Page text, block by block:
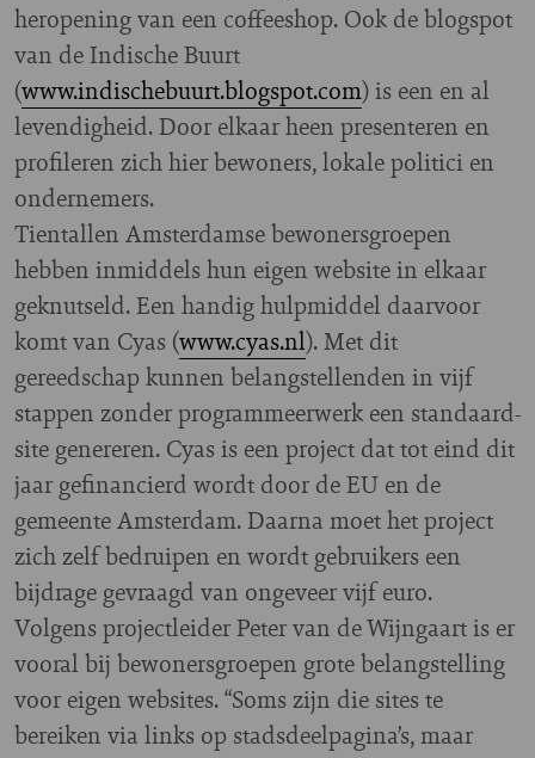
heropening van een coffeeshop. Ook de blogspot
van de Indische Buurt
(www.indischebuurt.blogspot.com) is een en al
levendigheid. Door elkaar heen presenteren en
profileren zich hier bewoners, lokale politici en
ondernemers.
Tientallen Amsterdamse bewonersgroepen
hebben inmiddels hun eigen website in elkaar
geknutseld. Een handig hulpmiddel daarvoor
komt van Cyas (www.cyas.nl). Met dit
gereedschap kunnen belangstellenden in vijf
stappen zonder programmeerwerk een standaard-
site genereren. Cyas is een project dat tot eind dit
jaar gefinancierd wordt door de EU en de
gemeente Amsterdam. Daarna moet het project
zich zelf bedruipen en wordt gebruikers een
bijdrage gevraagd van ongeveer vijf euro.
Volgens projectleider Peter van de Wijngaart is er
vooral bij bewonersgroepen grote belangstelling
voor eigen websites. “Soms zijn die sites te
bereiken via links op stadsdeelpagina’s, maar